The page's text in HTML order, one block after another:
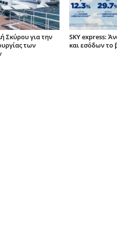
Σκύρου για την
των
SKY express:
και εσόδων το